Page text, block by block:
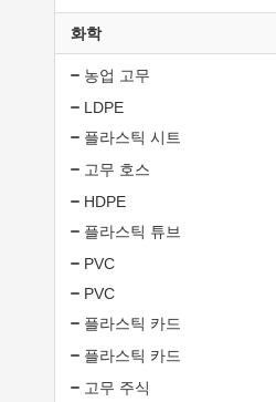
화학
농업 고무
LDPE
플라스틱 시트
고무 호스
HDPE
플라스틱 튜브
PVC
PVC
플라스틱 카드
플라스틱 카드
고무 주식